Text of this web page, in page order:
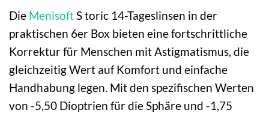
Die Menisoft S toric 14-Tageslinsen in der
praktischen 6er Box bieten eine fortschrittliche
Korrektur für Menschen mit Astigmatismus, die
gleichzeitig Wert auf Komfort und einfache
Handhabung legen. Mit den spezifischen Werten
von -5,50 Dioptrien für die Sphäre und -1,75